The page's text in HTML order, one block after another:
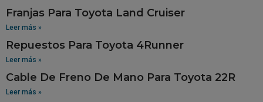
Franjas Para Toyota Land Cruiser
Leer más »
Repuestos Para Toyota 4Runner
Leer más »
Cable De Freno De Mano Para Toyota 22R
Leer más »